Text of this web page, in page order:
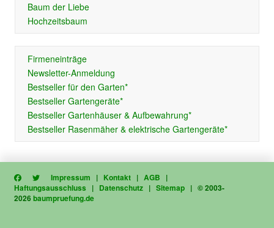
Baum der Liebe
Hochzeitsbaum
Firmeneinträge
Newsletter-Anmeldung
Bestseller für den Garten*
Bestseller Gartengeräte*
Bestseller Gartenhäuser & Aufbewahrung*
Bestseller Rasenmäher & elektrische Gartengeräte*
Impressum | Kontakt |AGB |
Haftungsausschluss | Datenschutz |Sitemap | © 2003-
2026baumpruefung.de